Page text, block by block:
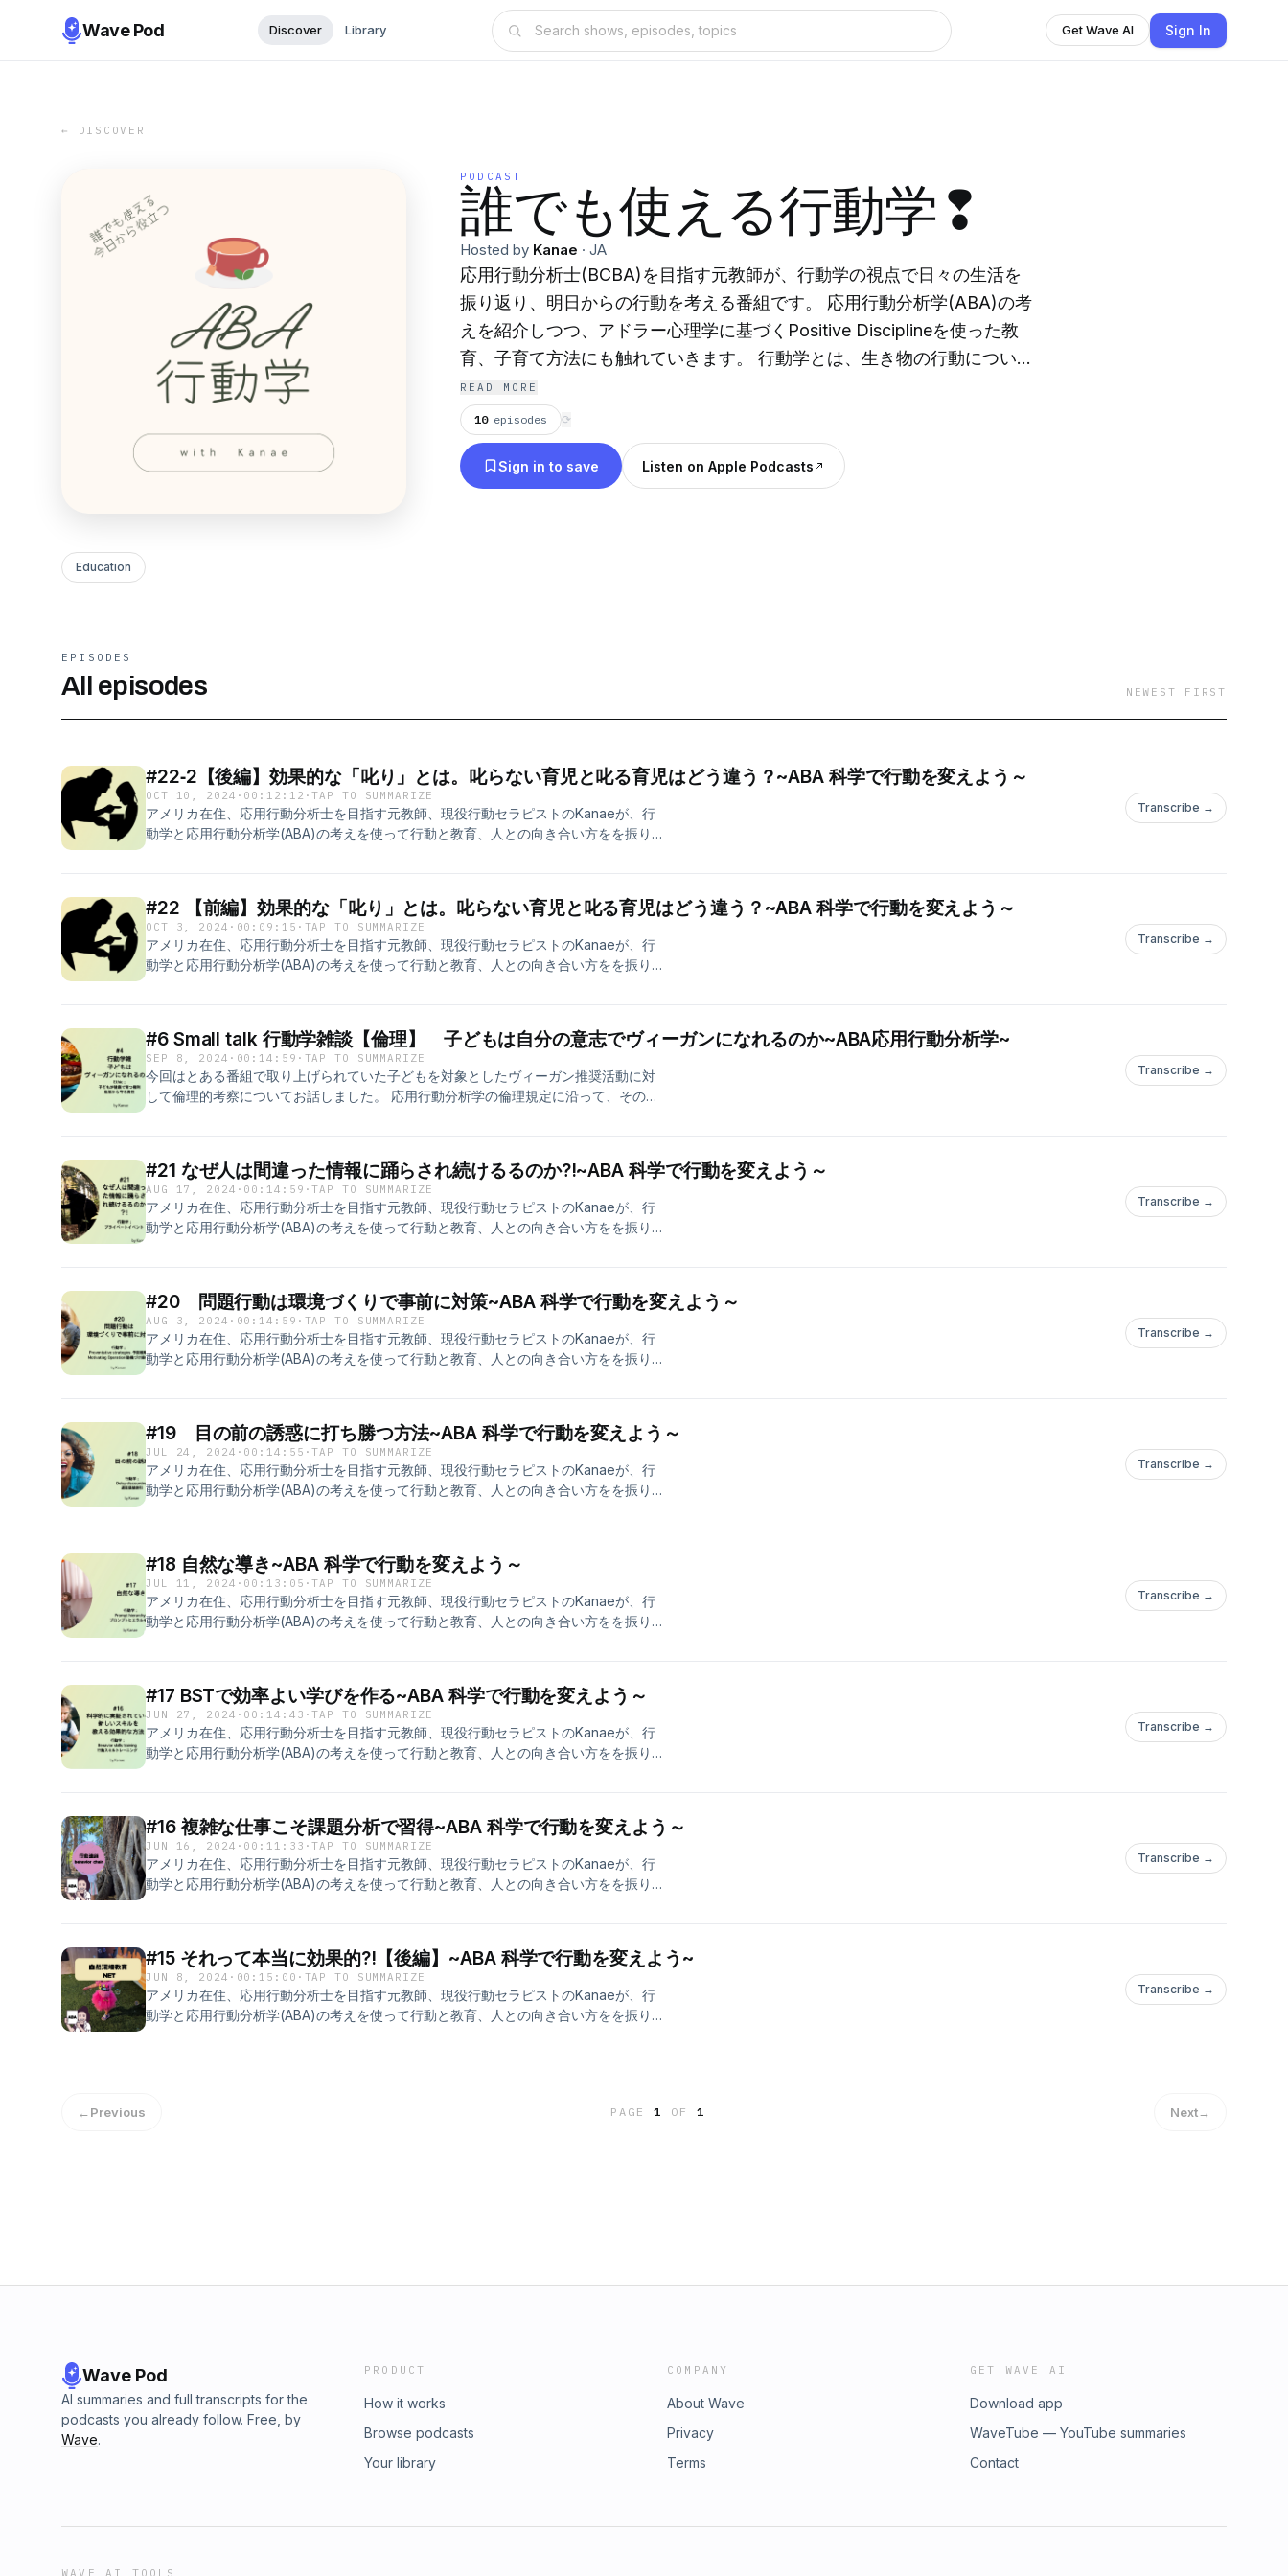
Wave Pod Discover Library Get Wave AI Sign In
← DISCOVER
PODCAST
誰でも使える行動学❢
Hosted by Kanae · JA
応用行動分析士(BCBA)を目指す元教師が、行動学の視点で日々の生活を
振り返り、明日からの行動を考える番組です。 応用行動分析学(ABA)の考
えを紹介しつつ、アドラー心理学に基づくPositive Disciplineを使った教
育、子育て方法にも触れていきます。 行動学とは、生き物の行動について
学ぶ学問です。応用行動分析学はその行動学に基づき、私たち自身や大切
な誰かの行動を改善したり、パフォーマンス向上を目指す学問、サービス
を指します。 【配信者情報】 ～教員歴～ マラウイ共和国 中学高校教員
アメリカ、ハワイ州 高校教員 都内インターナショナルスクール 中学高
READ MORE
10 episodes ⟳
Sign in to save Listen on Apple Podcasts
Education
EPISODES
All episodes NEWEST FIRST
#22‐2【後編】効果的な「叱り」とは。叱らない育児と叱る育児はどう違う？~ABA 科学で行動を変えよう～
OCT 10, 2024 · 00:12:12 ·TAP TO SUMMARIZE
アメリカ在住、応用行動分析士を目指す元教師、現役行動セラピストのKanaeが、行
動学と応用行動分析学(ABA)の考えを使って行動と教育、人との向き合い方をを振り
るとは何か。行動学で考えたときに最も効果が期待できそうな叱りとは何かを考察し
ました。 ABAは誰もが日常で自分の暮らしの質を向上するために使用できる科学的ア
プローチです。 自分の行動を変えてより生きやすい日常に。 Instagram; Kanae570
質問・コメントはこちらから ⁠⁠https://forms.gle/PokF8i7uLHwWukx88⁠
Transcribe →
#22 【前編】効果的な「叱り」とは。叱らない育児と叱る育児はどう違う？~ABA 科学で行動を変えよう～
OCT 3, 2024 · 00:09:15 · TAP TO SUMMARIZE
アメリカ在住、応用行動分析士を目指す元教師、現役行動セラピストのKanaeが、行
動学と応用行動分析学(ABA)の考えを使って行動と教育、人との向き合い方をを振り
ました。 ABAは誰もが日常で自分の暮らしの質を向上するために使用できる科学的ア
プローチです。 自分の行動を変えてより生きやすい日常に。
Transcribe →
#6 Small talk 行動学雑談【倫理】 子どもは自分の意志でヴィーガンになれるのか~ABA応用行動分析学~
SEP 8, 2024 · 00:14:59 · TAP TO SUMMARIZE
今回はとある番組で取り上げられていた子どもを対象としたヴィーガン推奨活動に対
して倫理的考察についてお話しました。 応用行動分析学の倫理規定に沿って、そのリ
やすい日常に。 誰かの行動を変えて円満な人間関係の構築に。 集団の行動を変えて社
会に変革を。 気合いや気持ちの持ち様ではなく、客観的な視点で人の行動を変えてい
きます。 Instagram; Kanae570
Transcribe →
#21 なぜ人は間違った情報に踊らされ続けるるのか?!~ABA 科学で行動を変えよう～
AUG 17, 2024 · 00:14:59 ·TAP TO SUMMARIZE
アメリカ在住、応用行動分析士を目指す元教師、現役行動セラピストのKanaeが、行
動学と応用行動分析学(ABA)の考えを使って行動と教育、人との向き合い方をを振り
行動学では考えや感情をプライベートイベントとよび、これもまた行動の一種と捉え
ます。行動であるプライベートイベントもまた他の行動同様環境に左右されますが、
環境によって変化したプライベートイベントであなたの認知も歪められているかもし
れません。 ABAは誰もが日常で自分の暮らしの質を向上するために使用できる科学的
Transcribe →
#20 問題行動は環境づくりで事前に対策~ABA 科学で行動を変えよう～
AUG 3, 2024 · 00:14:59 · TAP TO SUMMARIZE
アメリカ在住、応用行動分析士を目指す元教師、現役行動セラピストのKanaeが、行
動学と応用行動分析学(ABA)の考えを使って行動と教育、人との向き合い方をを振り
文化的に受け入れられない形で起こるのが問題行動。 欲求をコントロールするのは難
しいですが、欲求を満たそうとするモチベーションをコントロールすることで事前に
問題行動を予防ことができます。 ABAは誰もが日常で自分の暮らしの質を向上するた
めに使用できる科学的アプローチです。 自分の行動を変えてより生きやすい日常に。
Instagram; Kanae570 質問・コメントはこちらから
⁠⁠https://forms.gle/PokF8i7uLHwWukx88⁠
Transcribe →
#19 目の前の誘惑に打ち勝つ方法~ABA 科学で行動を変えよう～
JUL 24, 2024 · 00:14:55 ·TAP TO SUMMARIZE
アメリカ在住、応用行動分析士を目指す元教師、現役行動セラピストのKanaeが、行
動学と応用行動分析学(ABA)の考えを使って行動と教育、人との向き合い方をを振り
動物が持つ本能です。 しかし、私たち人間は計画的に訓練することで、さらに価値の
あるもののために、目の前の欲求を押さえることを学ぶことができます。 途中子ども
の声が入って聞きづらいところがあるかと思いますがご容赦ください。 ABAは誰もが
日常で自分の暮らしの質を向上するために使用できる科学的アプローチです。 自分の
で人の行動を変えていきます。 Instagram; Kanae570 質問・コメントはこちらから
⁠⁠https://forms.gle/PokF8i7uLHwWukx88⁠
Transcribe →
#18 自然な導き~ABA 科学で行動を変えよう～
JUL 11, 2024 · 00:13:05 ·TAP TO SUMMARIZE
アメリカ在住、応用行動分析士を目指す元教師、現役行動セラピストのKanaeが、行
動学と応用行動分析学(ABA)の考えを使って行動と教育、人との向き合い方をを振り
葉で逐一指示を出していませんか。言葉は時に反発を買いやすい促しになります。言
葉ではなく視覚に訴えると促しの成功確率があがるかも?! ABAは誰もが日常で自分の
暮らしの質を向上するために使用できる科学的アプローチです。 自分の行動を変えて
より生きやすい日常に。 誰かの行動を変えて円満な人間関係の構築に。 集団の行動を
⁠⁠https://forms.gle/PokF8i7uLHwWukx88⁠
Transcribe →
#17 BSTで効率よい学びを作る~ABA 科学で行動を変えよう～
JUN 27, 2024 · 00:14:43 ·TAP TO SUMMARIZE
アメリカ在住、応用行動分析士を目指す元教師、現役行動セラピストのKanaeが、行
動学と応用行動分析学(ABA)の考えを使って行動と教育、人との向き合い方をを振り
えるとき、なかなか習得してくれないと悩んでいませんか？そんなときは指導の流れ
に何が足りていないのか見直すと良いかもしれません。 ABAは誰もが日常で自分の暮
らしの質を向上するために使用できる科学的アプローチです。 自分の行動を変えてよ
り生きやすい日常に。 誰かの行動を変えて円満な人間関係の構築に。 集団の行動を変
⁠⁠https://forms.gle/PokF8i7uLHwWukx88⁠
Transcribe →
#16 複雑な仕事こそ課題分析で習得~ABA 科学で行動を変えよう～
JUN 16, 2024 · 00:11:33 ·TAP TO SUMMARIZE
アメリカ在住、応用行動分析士を目指す元教師、現役行動セラピストのKanaeが、行
動学と応用行動分析学(ABA)の考えを使って行動と教育、人との向き合い方をを振り
らないスキルの習得にはまず課題分析。 課題分析をすることで、どこに躓きがあるの
かが見えてきます。 また、行動連鎖の手法を意識することで、習得手順、サポートの
タイミングが分かり効率よく習得を目指せます。 ABAは誰もが日常で自分の暮らしの
質を向上するために使用できる科学的アプローチです。 自分の行動を変えてより生き
Transcribe →
#15 それって本当に効果的?!【後編】~ABA 科学で行動を変えよう~
JUN 8, 2024 · 00:15:00 · TAP TO SUMMARIZE
アメリカ在住、応用行動分析士を目指す元教師、現役行動セラピストのKanaeが、行
動学と応用行動分析学(ABA)の考えを使って行動と教育、人との向き合い方をを振り
教育】 Pros ・普段の生活の文脈の中で行動を身に着けられる。 ・自然なやり取りな
Transcribe →
←Previous PAGE1 OF 1 Next→
Wave Pod
AI summaries and full transcripts for the
podcasts you already follow. Free, by
Wave.
PRODUCT
How it works
Browse podcasts
Your library
COMPANY
About Wave
Privacy
Terms
GET WAVE AI
Download app
WaveTube — YouTube summaries
Contact
WAVE AI TOOLS